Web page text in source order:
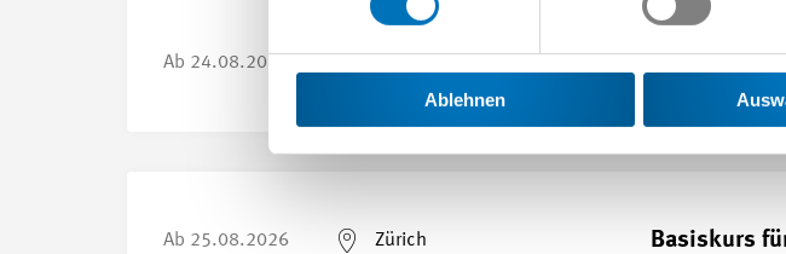
Ablehnen
Ab 24.08.2026
Ab 25.08.2026 Zürich Basiskurs